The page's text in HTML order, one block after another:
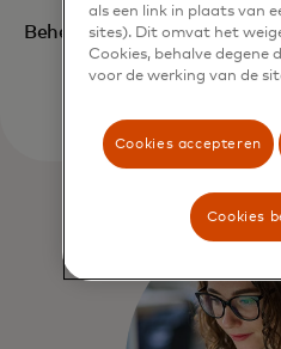
Beheers je veiligheid
als een link in plaats van
sites). Dit omvat het
Cookies, behalve degene
voor de werking van de
Cookies accepteren
Cookies